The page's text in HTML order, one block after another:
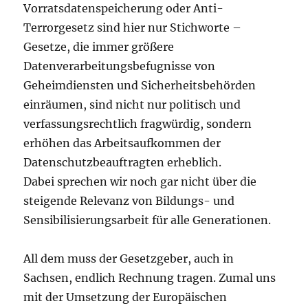
Vorratsdatenspeicherung oder Anti-
Terrorgesetz sind hier nur Stichworte –
Gesetze, die immer größere
Datenverarbeitungsbefugnisse von
Geheimdiensten und Sicherheitsbehörden
einräumen, sind nicht nur politisch und
verfassungsrechtlich fragwürdig, sondern
erhöhen das Arbeitsaufkommen der
Datenschutzbeauftragten erheblich.
Dabei sprechen wir noch gar nicht über die
steigende Relevanz von Bildungs- und
Sensibilisierungsarbeit für alle Generationen.
All dem muss der Gesetzgeber, auch in
Sachsen, endlich Rechnung tragen. Zumal uns
mit der Umsetzung der Europäischen